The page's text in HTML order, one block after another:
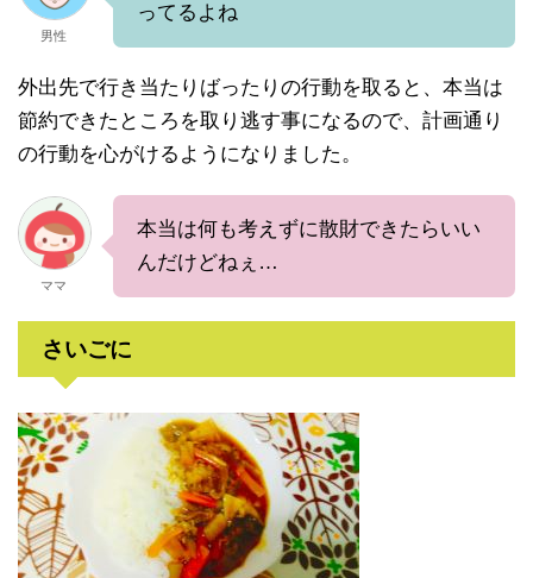
男性
ってるよね
外出先で行き当たりばったりの行動を取ると、本当は
節約できたところを取り逃す事になるので、計画通り
の行動を心がけるようになりました。
ママ
本当は何も考えずに散財できたらいい
んだけどねぇ…
さいごに